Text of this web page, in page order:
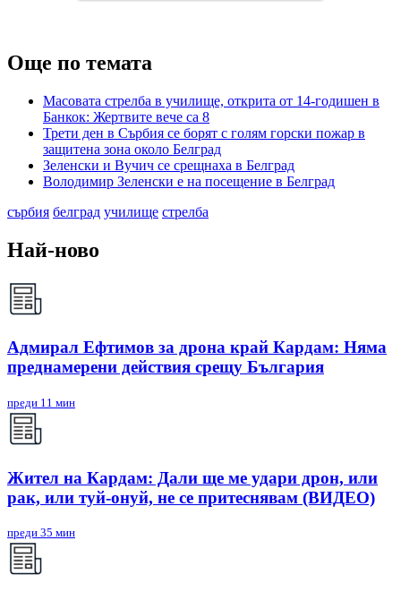
Още по темата
Масовата стрелба в училище, открита от 14-годишен в
Банкок: Жертвите вече са 8
Трети ден в Сърбия се борят с голям горски пожар в
защитена зона около Белград
Зеленски и Вучич се срещнаха в Белград
Володимир Зеленски е на посещение в Белград
сърбия белград училище стрелба
Най-ново
Адмирал Ефтимов за дрона край Кардам: Няма
преднамерени действия срещу България
преди 11 мин
Жител на Кардам: Дали ще ме удари дрон, или
рак, или туй-онуй, не се притеснявам (ВИДЕО)
преди 35 мин